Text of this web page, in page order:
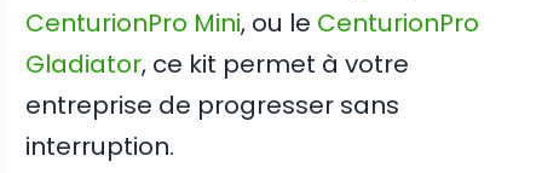
CenturionPro Mini, ou le CenturionPro
Gladiator, ce kit permet à votre
entreprise de progresser sans
interruption.